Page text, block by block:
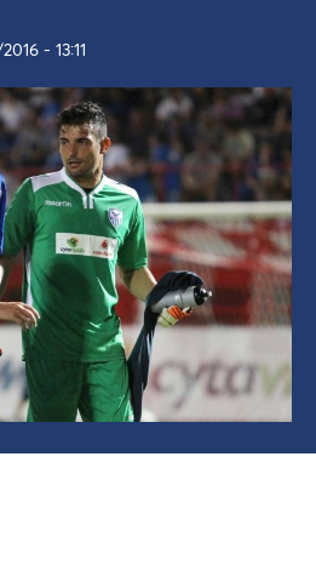
- 13:11